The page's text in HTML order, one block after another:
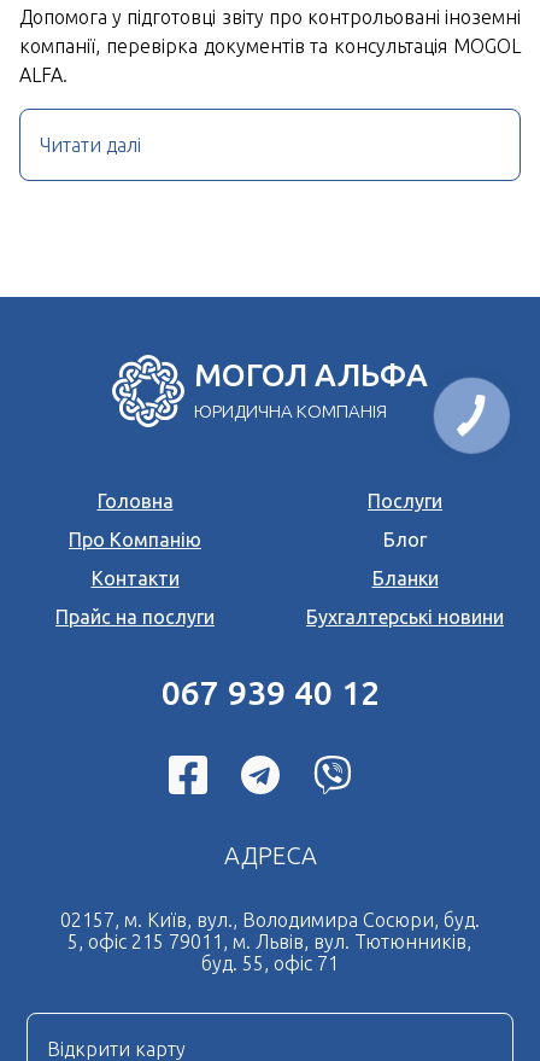
Допомога у підготовці звіту про контрольовані іноземні
компанії, перевірка документів та консультація MOGOL
ALFA.
Читати далі
МОГОЛ АЛЬФА
ЮРИДИЧНА КОМПАНІЯ
Головна
Послуги
Про Компанію
Блог
Контакти
Бланки
Прайс на послуги
Бухгалтерські новини
067 939 40 12
АДРЕСА
02157, м. Київ, вул., Володимира Сосюри, буд.
5, офіс 215 79011, м. Львів, вул. Тютюнників,
буд. 55, офіс 71
Відкрити карту